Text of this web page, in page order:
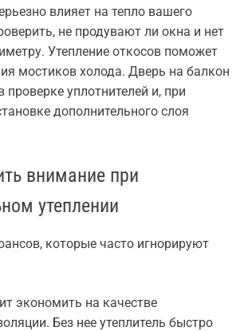
влияет на тепло вашего
не продувают ли окна и нет
Утепление откосов поможет
мостиков холода. Дверь на балкон
уплотнителей и, при
дополнительного слоя
внимание при
утеплении
которые часто игнорируют
экономить на качестве
Без нее утеплитель быстро